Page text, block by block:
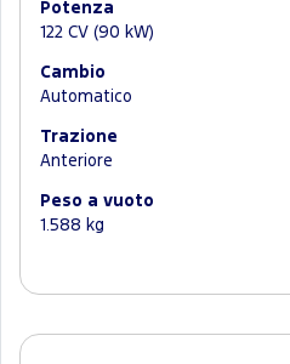
Potenza
122 CV (90 kW)
Cambio
Automatico
Trazione
Anteriore
Peso a vuoto
1.588 kg